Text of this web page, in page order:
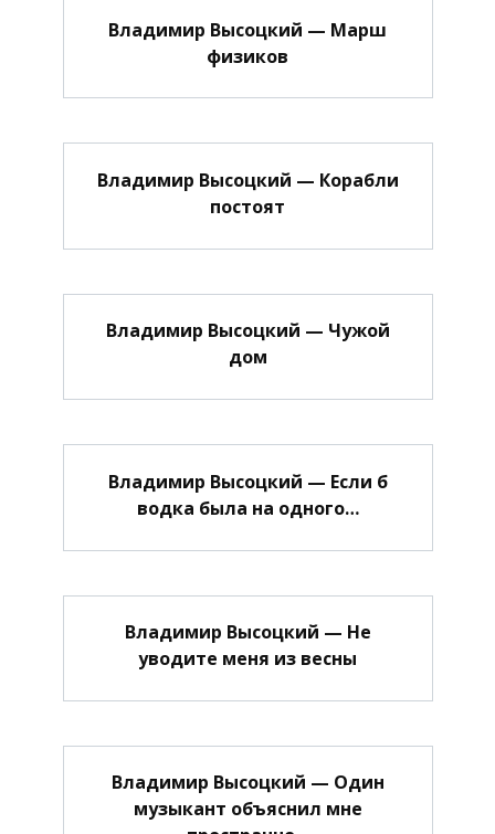
Владимир Высоцкий — Марш
физиков
Владимир Высоцкий — Корабли
постоят
Владимир Высоцкий — Чужой
дом
Владимир Высоцкий — Если б
водка была на одного…
Владимир Высоцкий — Не
уводите меня из весны
Владимир Высоцкий — Один
музыкант объяснил мне